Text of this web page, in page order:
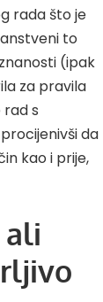
rada što je
to
(ipak
za pravila
rad s
da
kao i prije,
ali